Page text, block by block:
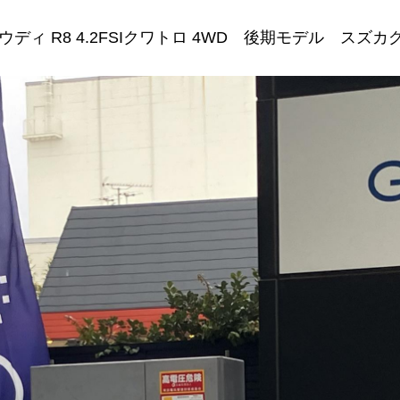
ディ R8 4.2FSIクワトロ 4WD 後期モデル スズカ